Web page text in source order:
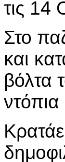
τις 14
Στο
και
βόλτα